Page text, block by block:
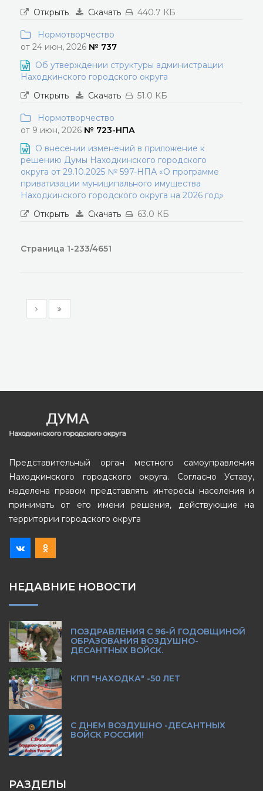
Открыть
Скачать 440.7 КБ
Нормотворчество
от 24 июн, 2026 № 737
Об утверждении структуры администрации
Находкинского городского округа
Открыть
Скачать 51.0 КБ
Нормотворчество
от 9 июн, 2026 № 723-НПА
О внесении изменений в приложение к
решению Думы Находкинского городского
округа от 29.10.2025 № 597-НПА «О программе
приватизации муниципального имущества
Находкинского городского округа на 2026 год»
Открыть
Скачать 63.0 КБ
Страница 1-233/4651
Представительный орган местного самоуправления
Находкинского городского округа. Согласно Уставу,
наделена правом представлять интересы населения и
принимать от его имени решения, действующие на
территории городского округа
НЕДАВНИЕ НОВОСТИ
ПОЗДРАВЛЕНИЯ С 96-Й ГОДОВЩИНОЙ
ОБРАЗОВАНИЯ ВОЗДУШНО-
ДЕСАНТНЫХ ВОЙСК.
КПП "НАХОДКА" -50 ЛЕТ
С ДНЕМ ВОЗДУШНО -ДЕСАНТНЫХ
ВОЙСК РОССИИ!
РАЗДЕЛЫ